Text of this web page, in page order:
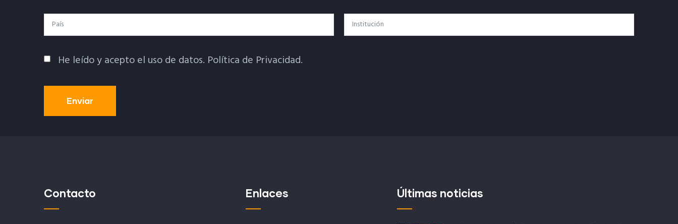
País Institución
Política De Privacidad
He leído y acepto el uso de datos. Política de Privacidad.
Contacto Enlaces Últimas noticias